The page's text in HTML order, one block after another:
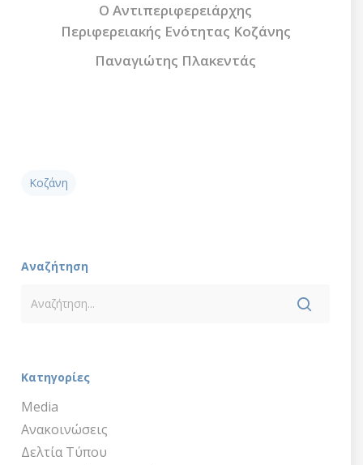
O Αντιπεριφερειάρχης
Περιφερειακής Ενότητας Κοζάνης
Παναγιώτης Πλακεντάς
Κοζάνη
Αναζήτηση
Κατηγορίες
Media
Ανακοινώσεις
Δελτία Τύπου